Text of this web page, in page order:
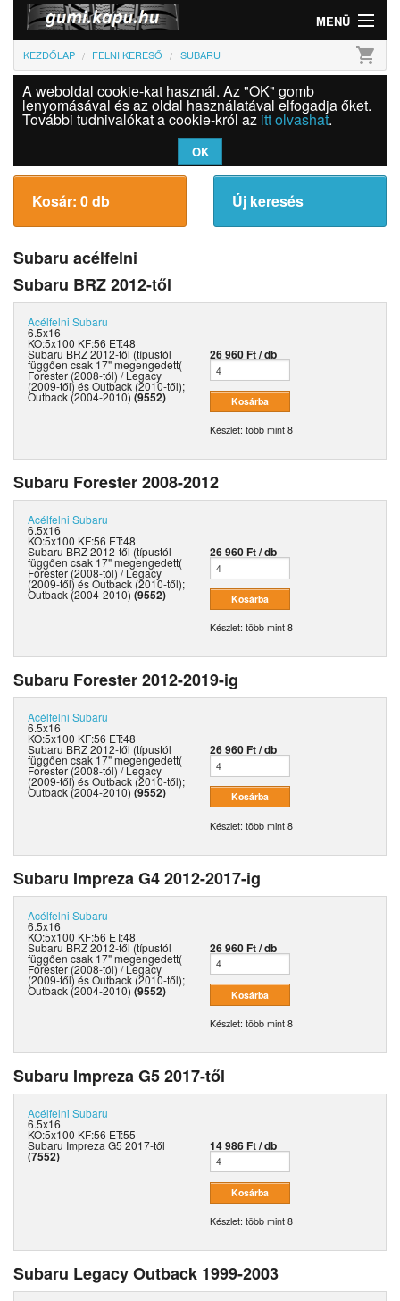
MENÜ
Gumi
Felni
Bejelentkezés
KEZDŐLAP FELNI KERESŐ SUBARU shopping_cart
A weboldal cookie-kat használ. Az "OK" gomb
lenyomásával és az oldal használatával elfogadja őket.
További tudnivalókat a cookie-król az itt olvashat.
OK
Kosár: 0 db Új keresés
Subaru acélfelni
Subaru BRZ 2012-től
Acélfelni Subaru
6.5x16
KO:5x100 KF:56 ET:48
Subaru BRZ 2012-től (típustól
függően csak 17" megengedett(
Forester (2008-tól) / Legacy
(2009-től) és Outback (2010-től);
Outback (2004-2010) (9552)
26 960 Ft / db
Készlet: több mint 8
Subaru Forester 2008-2012
Acélfelni Subaru
6.5x16
KO:5x100 KF:56 ET:48
Subaru BRZ 2012-től (típustól
függően csak 17" megengedett(
Forester (2008-tól) / Legacy
(2009-től) és Outback (2010-től);
Outback (2004-2010) (9552)
26 960 Ft / db
Készlet: több mint 8
Subaru Forester 2012-2019-ig
Acélfelni Subaru
6.5x16
KO:5x100 KF:56 ET:48
Subaru BRZ 2012-től (típustól
függően csak 17" megengedett(
Forester (2008-tól) / Legacy
(2009-től) és Outback (2010-től);
Outback (2004-2010) (9552)
26 960 Ft / db
Készlet: több mint 8
Subaru Impreza G4 2012-2017-ig
Acélfelni Subaru
6.5x16
KO:5x100 KF:56 ET:48
Subaru BRZ 2012-től (típustól
függően csak 17" megengedett(
Forester (2008-tól) / Legacy
(2009-től) és Outback (2010-től);
Outback (2004-2010) (9552)
26 960 Ft / db
Készlet: több mint 8
Subaru Impreza G5 2017-től
Acélfelni Subaru
6.5x16
KO:5x100 KF:56 ET:55
Subaru Impreza G5 2017-től
(7552)
14 986 Ft / db
Készlet: több mint 8
Subaru Legacy Outback 1999-2003